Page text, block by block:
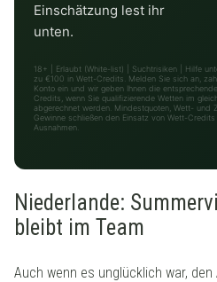
Einschätzung lest ihr
unten.
18+ | Erlaubt (White-list) | Suchtrisiken | Hilfe
zu €100 in Wett-Credits. Melden Sie sich an,
Konto ein und wir geben Ihnen die
Credits, wenn Sie qualifizierende Wetten im
abgerechnet werden. Mindestquoten, Wett- und
Gewinne schließen den Einsatz von Wett-
Ausnahmen.
Niederlande:
bleibt im Team
Auch wenn es unglücklich war,